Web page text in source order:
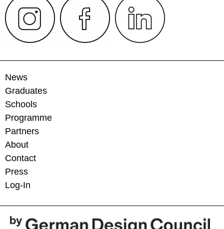
News
Graduates
Schools
Programme
Partners
About
Contact
Press
Log-In